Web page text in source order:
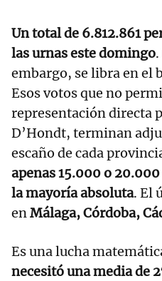
Un total de 6.812.861
las urnas este domingo
embargo, se libra en el
Esos votos que no
representación directa
D’Hondt, terminan
escaño de cada
apenas 15.000 o
la mayoría absoluta. El
enMálaga, Córdoba,
Es una lucha
necesitó una media de